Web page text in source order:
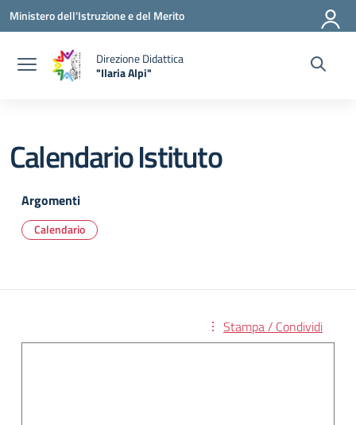
Vai ai contenuti
Vai al menu di navigazione
Vai al footer
Ministero dell'Istruzione e del Merito
Direzione Didattica
"Ilaria Alpi"
Calendario Istituto
Argomenti
Calendario
Stampa / Condividi